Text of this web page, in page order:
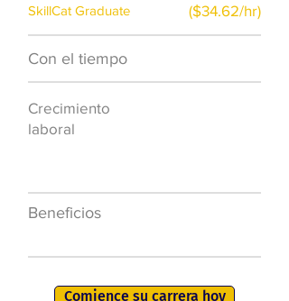
SkillCat Graduate
($34.62/hr)
Con el tiempo
Crecimiento
laboral
Beneficios
Comience su carrera hoy